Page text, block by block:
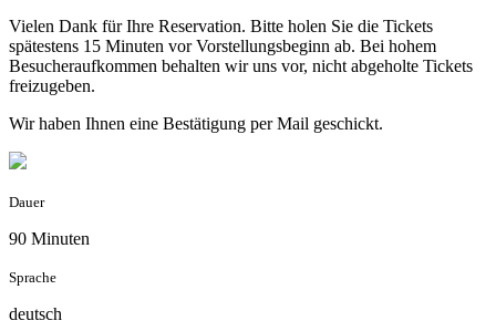
Vielen Dank für Ihre Reservation. Bitte holen Sie die Tickets
spätestens 15 Minuten vor Vorstellungsbeginn ab. Bei hohem
Besucheraufkommen behalten wir uns vor, nicht abgeholte Tickets
freizugeben.
Wir haben Ihnen eine Bestätigung per Mail geschickt.
Dauer
90 Minuten
Sprache
deutsch